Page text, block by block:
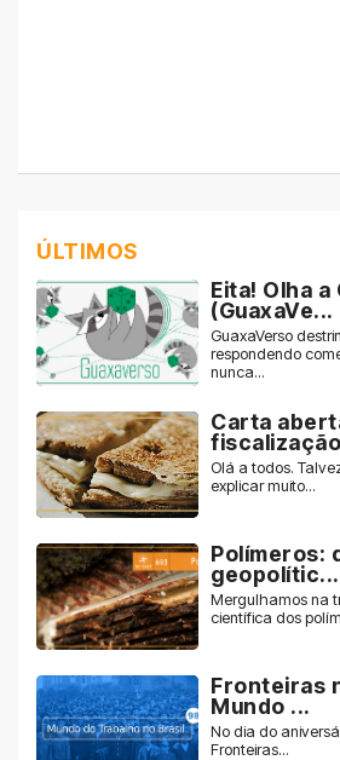
ÚLTIMOS
Eita! Olha a
(GuaxaVe...
GuaxaVerso
respondendo
nunca...
Carta
Olá a todos.
explicar muito...
Polímeros:
geopolític...
Mergulhamos na
científica dos
Fronteiras
Mundo ...
No dia do
Fronteiras...